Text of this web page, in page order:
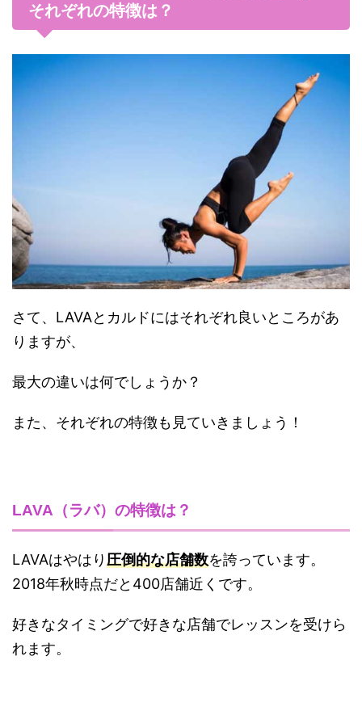
それぞれの特徴は？
さて、LAVAとカルドにはそれぞれ良いところがあ
りますが、
最大の違いは何でしょうか？
また、それぞれの特徴も見ていきましょう！
LAVA（ラバ）の特徴は？
LAVAはやはり圧倒的な店舗数を誇っています。
2018年秋時点だと400店舗近くです。
好きなタイミングで好きな店舗でレッスンを受けら
れます。